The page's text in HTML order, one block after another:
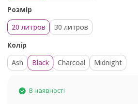
Розмір
20 литров
30 литров
Колір
Ash
Black Charcoal Midnight
В наявності